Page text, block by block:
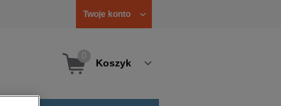
Twoje konto
Koszyk